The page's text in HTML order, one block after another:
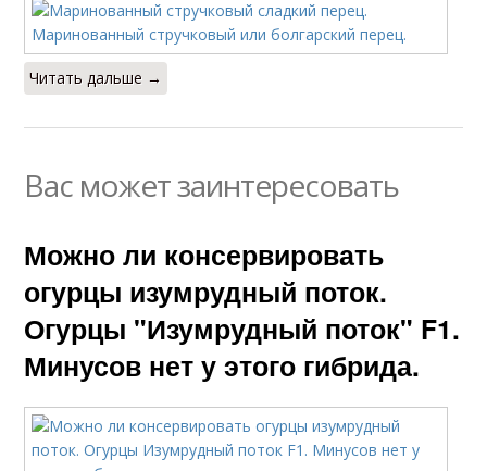
Читать дальше →
Вас может заинтересовать
Можно ли консервировать
огурцы изумрудный поток.
Огурцы "Изумрудный поток" F1.
Минусов нет у этого гибрида.